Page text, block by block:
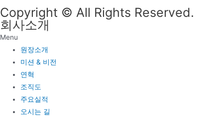
Copyright © All Rights Reserved.
회사소개
Menu
원장소개
미션 & 비전
연혁
조직도
주요실적
오시는 길